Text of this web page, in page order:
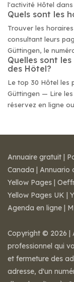
l'activité Hôtel
Quels sont les
Trouver les
consultant leurs
Güttingen, le
Quelles sont
des Hôtel?
Le top 30 Hôtel les
Güttingen — Lire
réservez en ligne
Annuaire gratuit |
Canada | Annuario
Yellow Pages |
Yellow Pages UK |
Agenda en ligne |
Copyright © 2026 |
professionnel qui
et fermeture des
adresse, d'un